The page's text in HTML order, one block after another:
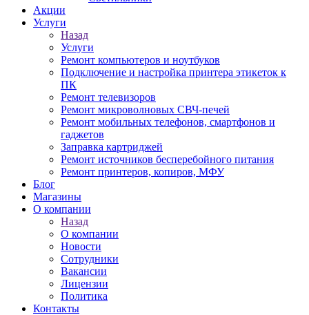
Акции
Услуги
Назад
Услуги
Ремонт компьютеров и ноутбуков
Подключение и настройка принтера этикеток к
ПК
Ремонт телевизоров
Ремонт микроволновых СВЧ-печей
Ремонт мобильных телефонов, смартфонов и
гаджетов
Заправка картриджей
Ремонт источников бесперебойного питания
Ремонт принтеров, копиров, МФУ
Блог
Магазины
О компании
Назад
О компании
Новости
Сотрудники
Вакансии
Лицензии
Политика
Контакты